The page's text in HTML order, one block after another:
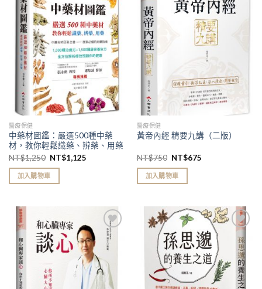
加入
「願
望清
單」
醫療保健
中藥材圖鑑：嚴選500種中藥
材，教你輕鬆識藥、辨藥、用藥
中藥材圖鑑（二版）
NT$1,250 NT$1,125
加入購物車
加入
「願
醫療保健
黃帝內經 精要九講（二版）
NT$750 NT$675
加入購物車
加入
「願
望清
單」
加入
「願
望清
單」